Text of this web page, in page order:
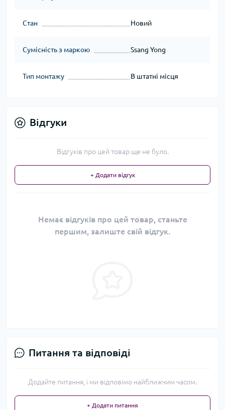
Стан Новий
Сумісність з маркою Ssang Yong
Тип монтажу В штатні місця
Відгуки
Відгуків про цей товар ще не було.
+ Додати відгук
Немає відгуків про цей товар, станьте
першим, залиште свій відгук.
Питання та відповіді
Додайте питання, і ми відповімо найближчим часом.
+ Додати питання